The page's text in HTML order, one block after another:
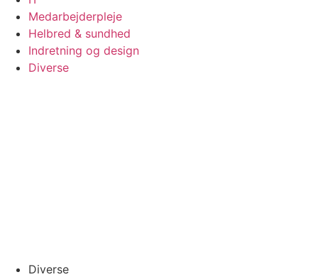
Medarbejderpleje
Helbred & sundhed
Indretning og design
Diverse
Diverse